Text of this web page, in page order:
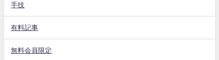
手技
有料記事
無料会員限定